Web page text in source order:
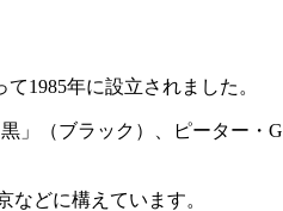
1985年に設立されました。
」（ブラック）、ピーター・
どに構えています。